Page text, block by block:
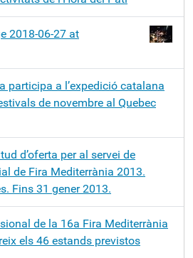
2018-06-27 at
participa a l’expedició catalana
de novembre al Quebec
d’oferta per al servei de
de Fira Mediterrània 2013.
Fins 31 gener 2013.
de la 16a Fira Mediterrània
els 46 estands previstos